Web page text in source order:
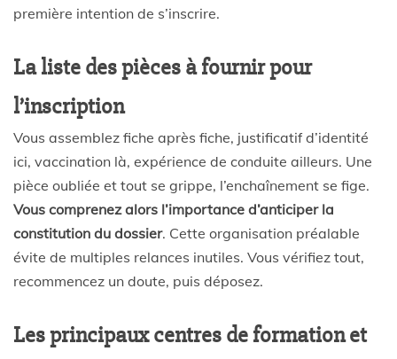
première intention de s’inscrire.
La liste des pièces à fournir pour
l’inscription
Vous assemblez fiche après fiche, justificatif d’identité
ici, vaccination là, expérience de conduite ailleurs. Une
pièce oubliée et tout se grippe, l’enchaînement se fige.
Vous comprenez alors l’importance d’anticiper la
constitution du dossier. Cette organisation préalable
évite de multiples relances inutiles. Vous vérifiez tout,
recommencez un doute, puis déposez.
Les principaux centres de formation et